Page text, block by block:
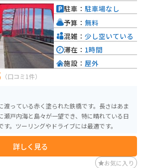
（口コミ1件）
渡っている赤く塗られた鉄橋です。長さはあま
瀬戸内海と島々が一望でき、特に晴れている日
。ツーリングやドライブには最適です。
詳しく見る
駐車： 駐車場なし
予算： 無料
混雑： 少し空いている
滞在： 1時間
施設： 屋外
お気に入り